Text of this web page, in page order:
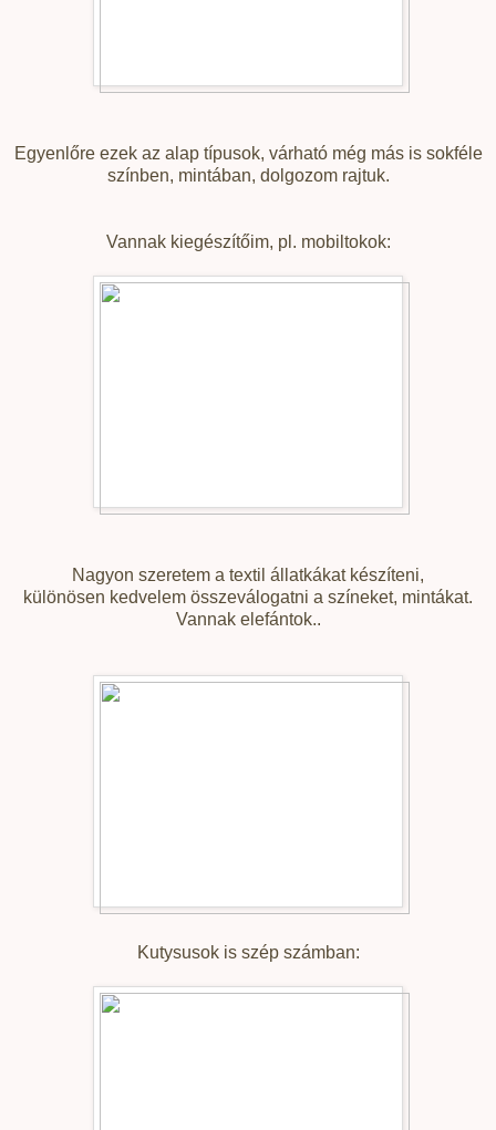
Egyenlőre ezek az alap típusok, várható még más is sokféle
színben, mintában, dolgozom rajtuk.
Vannak kiegészítőim, pl. mobiltokok:
Nagyon szeretem a textil állatkákat készíteni,
különösen kedvelem összeválogatni a színeket, mintákat.
Vannak elefántok..
Kutysusok is szép számban: